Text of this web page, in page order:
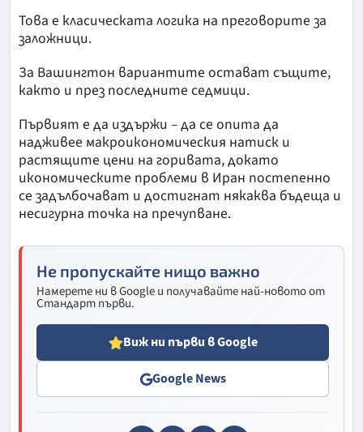
Това е класическата логика на преговорите за
заложници.
За Вашингтон вариантите остават същите,
както и през последните седмици.
Първият е да издържи – да се опита да
надживее макроикономическия натиск и
растящите цени на горивата, докато
икономическите проблеми в Иран постепенно
се задълбочават и достигнат някаква бъдеща и
несигурна точка на пречупване.
Не пропускайте нищо важно
Намерете ни в Google и получавайте най-новото от
Стандарт първи.
Виж ни първи в Google
Google News